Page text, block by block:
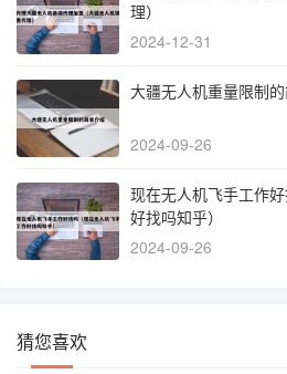
理）
2024-12-31
大疆无人机重量限制
2024-09-26
现在无人机飞手工作
好找吗知乎）
2024-09-26
猜您喜欢